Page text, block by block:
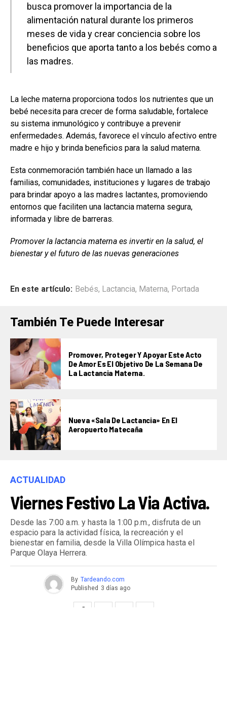
busca promover la importancia de la
alimentación natural durante los primeros
meses de vida y crear conciencia sobre los
beneficios que aporta tanto a los bebés como a
las madres.
La leche materna proporciona todos los nutrientes que un
bebé necesita para crecer de forma saludable, fortalece
su sistema inmunológico y contribuye a prevenir
enfermedades. Además, favorece el vínculo afectivo entre
madre e hijo y brinda beneficios para la salud materna.
Esta conmemoración también hace un llamado a las
familias, comunidades, instituciones y lugares de trabajo
para brindar apoyo a las madres lactantes, promoviendo
entornos que faciliten una lactancia materna segura,
informada y libre de barreras.
Promover la lactancia materna es invertir en la salud, el
bienestar y el futuro de las nuevas generaciones
En este artículo: Bebés, Lactancia, Materna, Portada
También Te Puede Interesar
Promover, Proteger Y Apoyar Este Acto
De Amor Es El Objetivo De La Semana De
La Lactancia Materna.
Nueva «Sala De Lactancia» En El
Aeropuerto Matecaña
ACTUALIDAD
Viernes Festivo La Via Activa.
Desde las 7:00 a.m. y hasta la 1:00 p.m., disfruta de un
espacio para la actividad física, la recreación y el
bienestar en familia, desde la Villa Olímpica hasta el
Parque Olaya Herrera.
By Tardeando.com
Published 3 días ago